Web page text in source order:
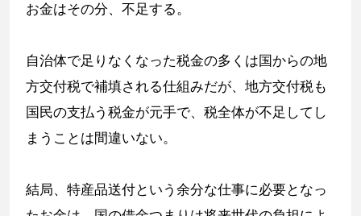
お金はその分、不足する。
自治体で足りなくなった税金の多くは国からの地
方交付税で補填される仕組みだが、地方交付税も
国民の支払う税金が元手で、税全体が不足してし
まうことは間違いない。
結局、特産品送付という余分な仕事に必要となっ